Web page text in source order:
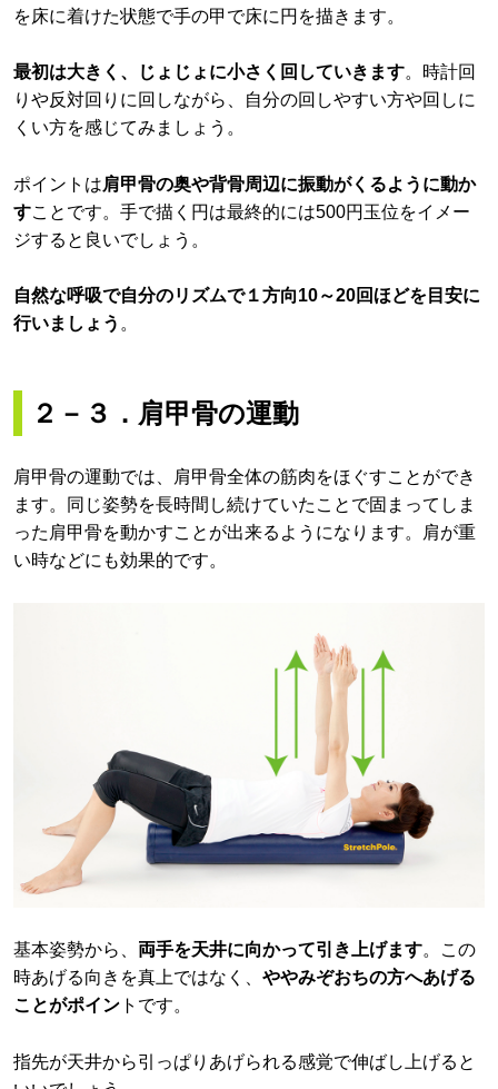
を床に着けた状態で手の甲で床に円を描きます。
最初は大きく、じょじょに小さく回していきます。時計回
りや反対回りに回しながら、自分の回しやすい方や回しに
くい方を感じてみましょう。
ポイントは肩甲骨の奥や背骨周辺に振動がくるように動か
すことです。手で描く円は最終的には500円玉位をイメー
ジすると良いでしょう。
自然な呼吸で自分のリズムで１方向10～20回ほどを目安に
行いましょう 。
２－３．肩甲骨の運動
肩甲骨の運動では、肩甲骨全体の筋肉をほぐすことができ
ます。同じ姿勢を長時間し続けていたことで固まってしま
った肩甲骨を動かすことが出来るようになります。肩が重
い時などにも効果的です。
基本姿勢から、 両手を天井に向かって引き上げます。この
時あげる向きを真上ではなく、 ややみぞおちの方へあげる
ことがポイン トです。
指先が天井から引っぱりあげられる感覚で伸ばし上げると